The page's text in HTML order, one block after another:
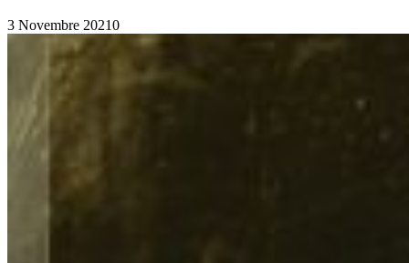
3 Novembre 20210